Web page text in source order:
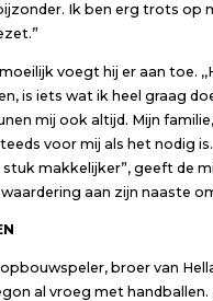
Ik ben erg trots op
voegt hij er aan toe.
is iets wat ik heel graag
mij ook altijd. Mijn
voor mij als het nodig
makkelijker”, geeft de
aan zijn naaste
broer van
al vroeg met handballen.